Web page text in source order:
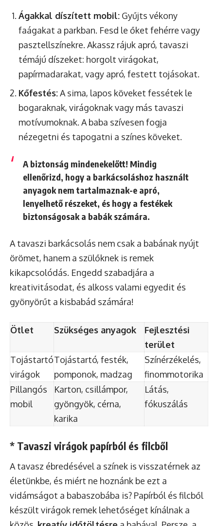
Ágakkal díszített mobil: Gyűjts vékony
faágakat a parkban. Fesd le őket fehérre vagy
pasztellszínekre. Akassz rájuk apró, tavaszi
témájú díszeket: horgolt virágokat,
papírmadarakat, vagy apró, festett tojásokat.
Kőfestés:A sima, lapos köveket fessétek le
bogaraknak, virágoknak vagy más tavaszi
motívumoknak. A baba szívesen fogja
nézegetni és tapogatni a színes köveket.
A biztonság mindenekelőtt! Mindig
ellenőrizd, hogy a barkácsoláshoz használt
anyagok nem tartalmaznak-e apró,
lenyelhető részeket, és hogy a festékek
biztonságosak a babák számára.
A tavaszi barkácsolás nem csak a babának nyújt
örömet, hanem a szülőknek is remek
kikapcsolódás. Engedd szabadjára a
kreativitásodat, és alkoss valami egyedit és
gyönyörűt a kisbabád számára!
Ötlet Szükséges anyagok
Fejlesztési
terület
Tojástartó
virágok
Tojástartó, festék,
pomponok, madzag
Színérzékelés,
finommotorika
Pillangós
mobil
Karton, csillámpor,
gyöngyök, cérna,
karika
Látás,
fókuszálás
* Tavaszi virágok papírból és filcből
A tavasz ébredésével a színek is visszatérnek az
életünkbe, és miért ne hoznánk be ezt a
vidámságot a babaszobába is? Papírból és filcből
készült virágok remek lehetőséget kínálnak a